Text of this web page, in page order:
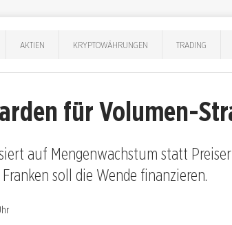
AKTIEN KRYPTOWÄHRUNGEN TRADING
für Volumen-
auf Mengenwachstum statt
soll die Wende finanzieren.